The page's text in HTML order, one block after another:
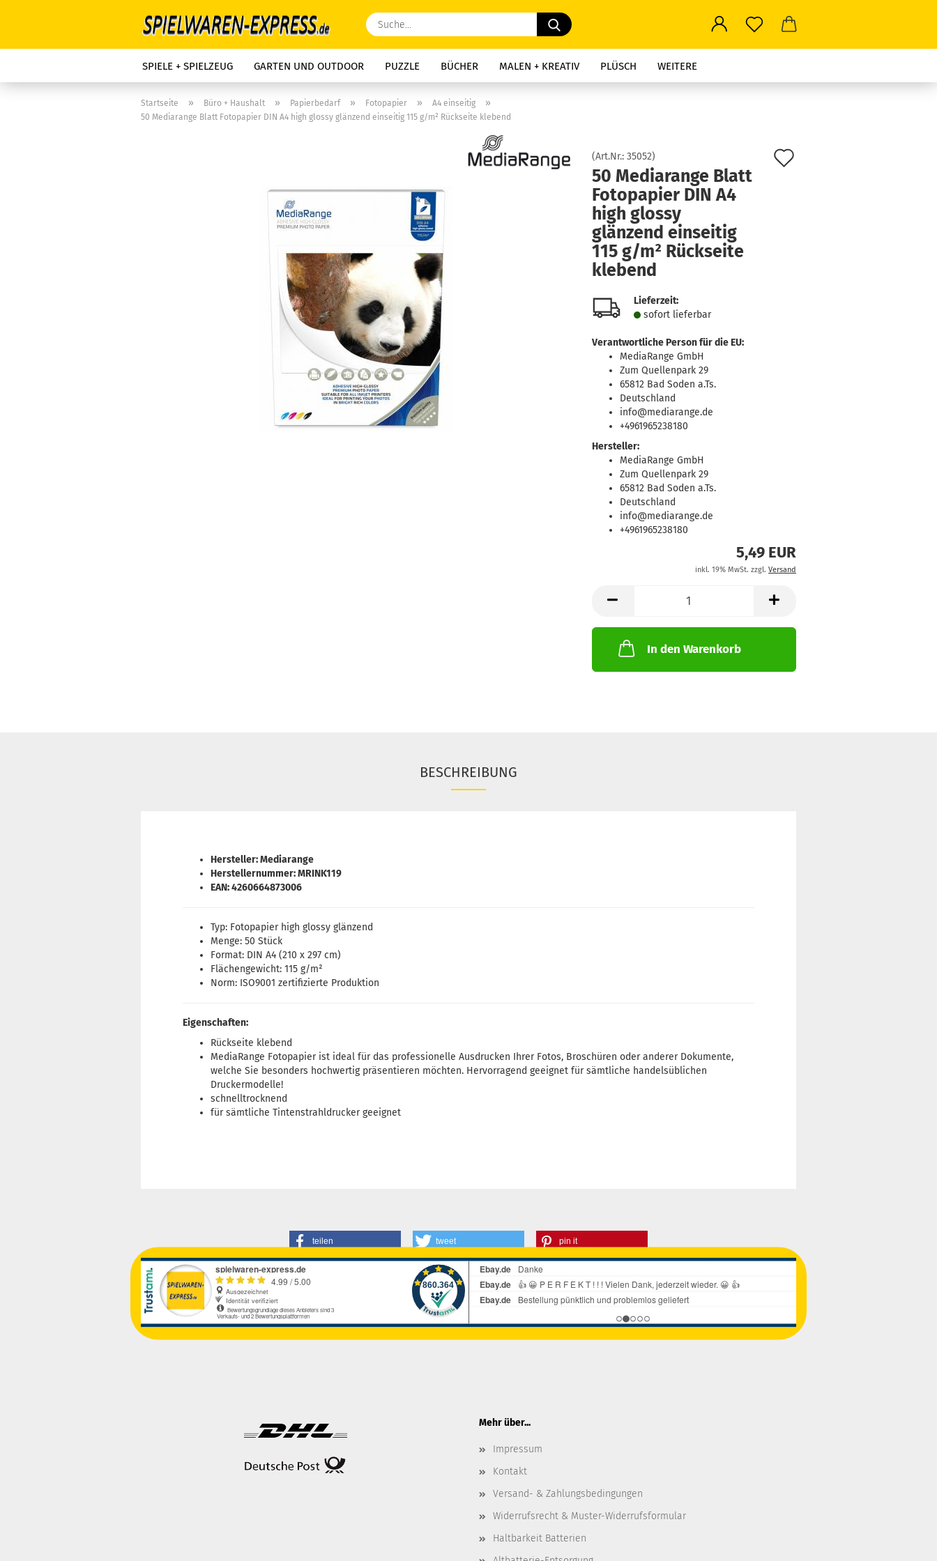
Suche...
SPIELE + SPIELZEUG GARTEN UND OUTDOOR PUZZLE BÜCHER MALEN + KREATIV PLÜSCH WEITERE
Startseite » Büro + Haushalt » Papierbedarf » Fotopapier » A4 einseitig »
50 Mediarange Blatt Fotopapier DIN A4 high glossy glänzend einseitig 115 g/m² Rückseite klebend
(Art.Nr.: 35052)
50 Mediarange Blatt
Fotopapier DIN A4
high glossy
glänzend einseitig
115 g/m² Rückseite
klebend
Lieferzeit:
sofort lie­fer­bar
Verantwortliche Person für die EU:
MediaRange GmbH
Zum Quellenpark 29
65812 Bad Soden a.Ts.
Deutschland
info@mediarange.de
+4961965238180
Hersteller:
MediaRange GmbH
Zum Quellenpark 29
65812 Bad Soden a.Ts.
Deutschland
info@mediarange.de
+4961965238180
5,49 EUR
inkl. 19% MwSt. zzgl. Versand
In den Warenkorb
BESCHREIBUNG
Hersteller: Mediarange
Herstellernummer: MRINK119
EAN: 4260664873006
Typ: Fotopapier high glossy glänzend
Menge: 50 Stück
Format: DIN A4 (210 x 297 cm)
Flächengewicht: 115 g/m²
Norm: ISO9001 zertifizierte Produktion
Eigenschaften:
Rückseite klebend
MediaRange Fotopapier ist ideal für das professionelle Ausdrucken Ihrer Fotos, Broschüren oder anderer Dokumente,
welche Sie besonders hochwertig präsentieren möchten. Hervorragend geeignet für sämtliche handelsüblichen
Druckermodelle!
schnelltrocknend
für sämtliche Tintenstrahldrucker geeignet
teilen tweet pin it
Mehr über...
Impressum
Kontakt
Versand- & Zahlungsbedingungen
Widerrufsrecht & Muster-Widerrufsformular
Haltbarkeit Batterien